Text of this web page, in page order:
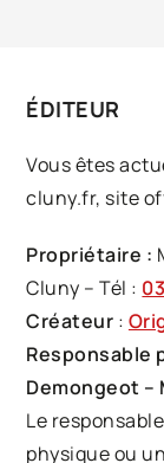
ÉDITEUR
Vous êtes
cluny.fr, site
Propriétaire :
Cluny – Tél :
Créateur :
Responsable
Demongeot –
Le
physique ou